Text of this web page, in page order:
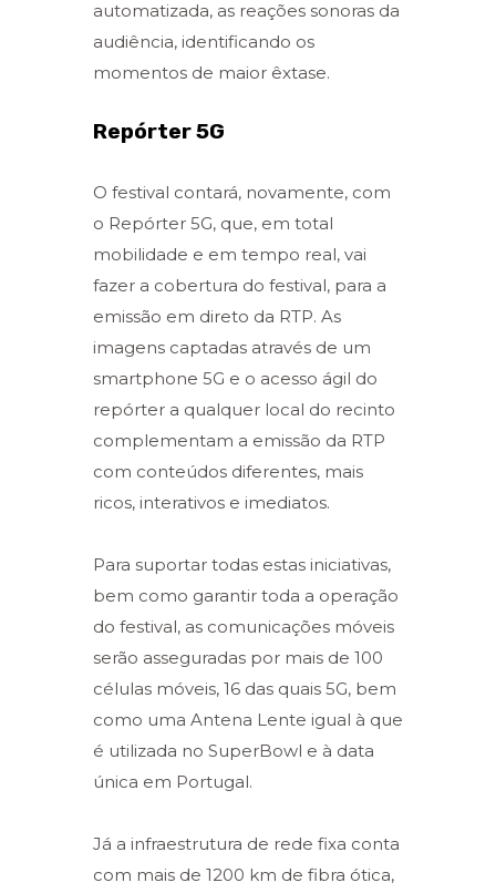
automatizada, as reações sonoras da
audiência, identificando os
momentos de maior êxtase.
Repórter 5G
O festival contará, novamente, com
o Repórter 5G, que, em total
mobilidade e em tempo real, vai
fazer a cobertura do festival, para a
emissão em direto da RTP. As
imagens captadas através de um
smartphone 5G e o acesso ágil do
repórter a qualquer local do recinto
complementam a emissão da RTP
com conteúdos diferentes, mais
ricos, interativos e imediatos.
Para suportar todas estas iniciativas,
bem como garantir toda a operação
do festival, as comunicações móveis
serão asseguradas por mais de 100
células móveis, 16 das quais 5G, bem
como uma Antena Lente igual à que
é utilizada no SuperBowl e à data
única em Portugal.
Já a infraestrutura de rede fixa conta
com mais de 1200 km de fibra ótica,